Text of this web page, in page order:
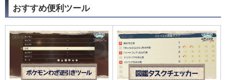
おすすめ便利ツール